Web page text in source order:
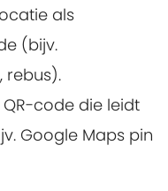
als
(bijv.
rebus).
code die leidt
Google Maps pin